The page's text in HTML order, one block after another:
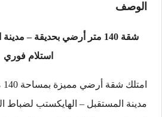
الوصف
شقة 140 متر أرضي بحديقة –
استلام فوري
مدينة المستقبل – الهايكستب لضباط